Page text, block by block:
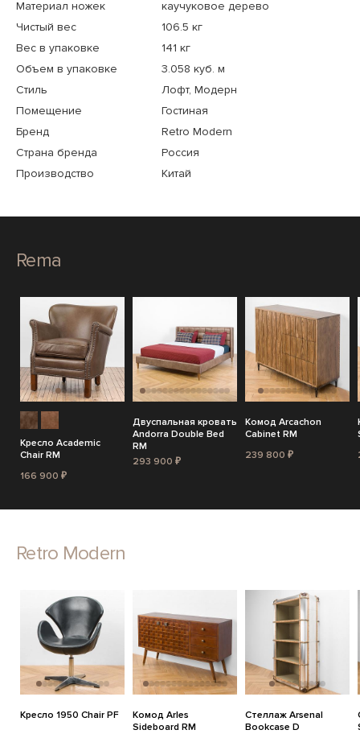
Материал ножек
каучуковое дерево
Чистый вес
106.5 кг
Вес в упаковке
141 кг
Объем в упаковке
3.058 куб. м
Стиль
Лофт, Модерн
Помещение
Гостиная
Бренд
Retro Modern
Страна бренда
Россия
Производство
Китай
Rema
Кресло Academic
Chair RM
166 900 ₽
Двуспальная кровать
Andorra Double Bed
RM
293 900 ₽
Комод Arcachon
Cabinet RM
239 800 ₽
Retro Modern
Кресло 1950 Chair PF
Комод Arles
Sideboard RM
Стеллаж Arsenal
Bookcase D